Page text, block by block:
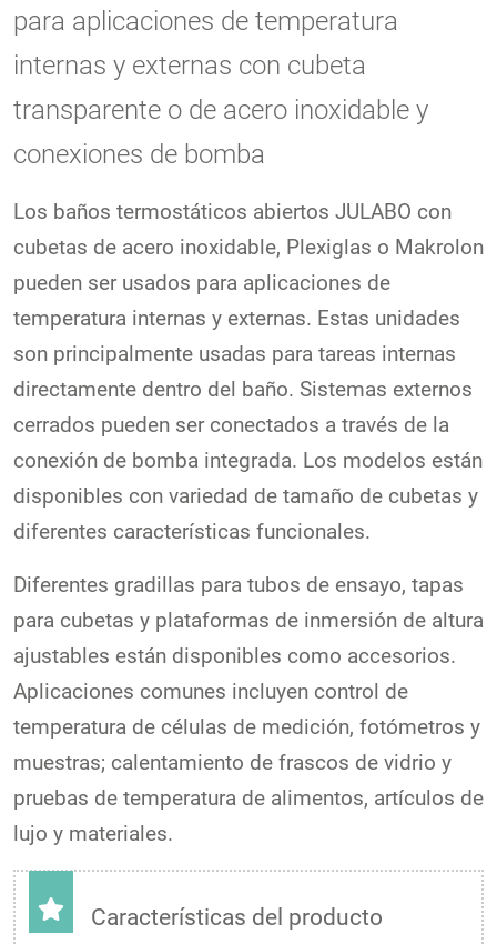
para aplicaciones de temperatura
internas y externas con cubeta
transparente o de acero inoxidable y
conexiones de bomba
Los baños termostáticos abiertos JULABO con
cubetas de acero inoxidable, Plexiglas o Makrolon
pueden ser usados para aplicaciones de
temperatura internas y externas. Estas unidades
son principalmente usadas para tareas internas
directamente dentro del baño. Sistemas externos
cerrados pueden ser conectados a través de la
conexión de bomba integrada. Los modelos están
disponibles con variedad de tamaño de cubetas y
diferentes características funcionales.
Diferentes gradillas para tubos de ensayo, tapas
para cubetas y plataformas de inmersión de altura
ajustables están disponibles como accesorios.
Aplicaciones comunes incluyen control de
temperatura de células de medición, fotómetros y
muestras; calentamiento de frascos de vidrio y
pruebas de temperatura de alimentos, artículos de
lujo y materiales.
Características del producto